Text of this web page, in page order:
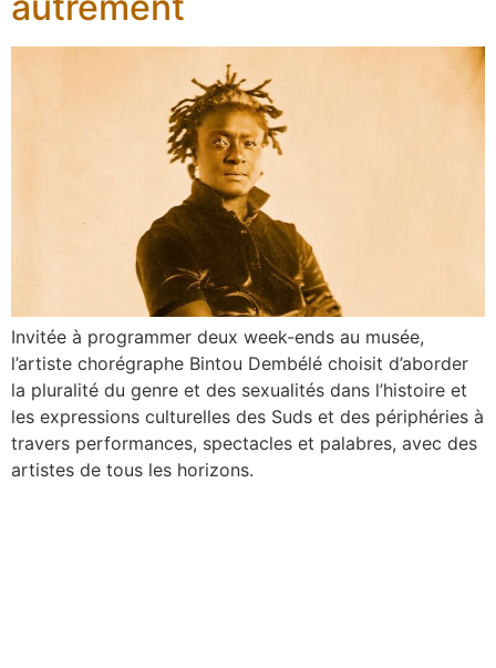
Invitée à programmer deux week-ends au musée,
l’artiste chorégraphe Bintou Dembélé choisit d’aborder
la pluralité du genre et des sexualités dans l’histoire et
les expressions culturelles des Suds et des périphéries à
travers performances, spectacles et palabres, avec des
artistes de tous les horizons.